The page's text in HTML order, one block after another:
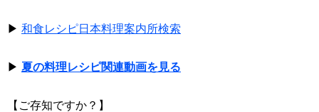
▶ 和食レシピ日本料理案内所検索
▶ 夏の料理レシピ関連動画を見る
【ご存知ですか？】